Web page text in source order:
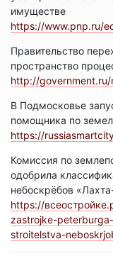
имуществе
https://www.pnp.ru/
Правительство
пространство
http://
В Подмосковье
помощника по
https://
Комиссия по
одобрила
небоскрёбов
https://
zastrojke-
stroitelstva-